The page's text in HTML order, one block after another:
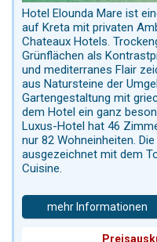
Hotel Elounda Mare ist
auf Kreta mit privaten
Chateaux Hotels.
Grünflächen als
und mediterranes Flair
aus Natursteine der
Gartengestaltung mit
dem Hotel ein ganz
Luxus-Hotel hat 46
nur 82 Wohneinheiten.
ausgezeichnet mit dem
Cuisine.
mehr Informationen